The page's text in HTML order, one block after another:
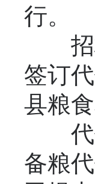
行。
招标
签订
县粮
代储
备粮